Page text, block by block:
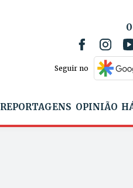
Seguir no
REPORTAGENS OPINIÃO